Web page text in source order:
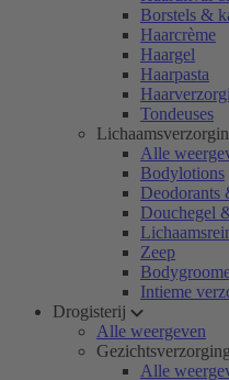
Borstels &
Haarcrème
Haargel
Haarpasta
Tondeuses
Alle
Bodylotions
Deodorants
Douchegel
Zeep
Intieme
Drogisterij
Alle weergeven
Gezichtsverzorging
Alle